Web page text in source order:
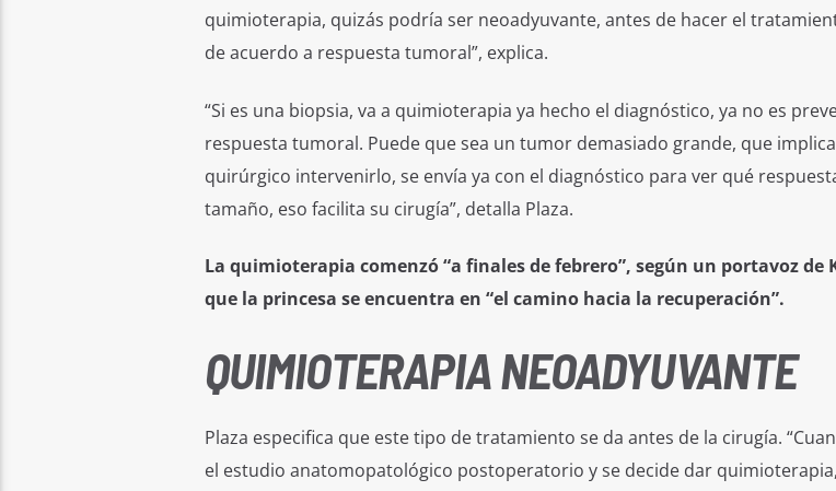
quimioterapia, quizás podría ser neoadyuvante, antes de hacer el
de acuerdo a respuesta tumoral”, explica.
“Si es una biopsia, va a quimioterapia ya hecho el diagnóstico, ya no es
respuesta tumoral. Puede que sea un tumor demasiado grande, que
quirúrgico intervenirlo, se envía ya con el diagnóstico para ver qué
tamaño, eso facilita su cirugía”, detalla Plaza.
La quimioterapia comenzó “a finales de febrero”, según un portavoz de
que la princesa se encuentra en “el camino hacia la recuperación”.
QUIMIOTERAPIA NEOADYUVANTE
Plaza especifica que este tipo de tratamiento se da antes de la cirugía.
el estudio anatomopatológico postoperatorio y se decide dar